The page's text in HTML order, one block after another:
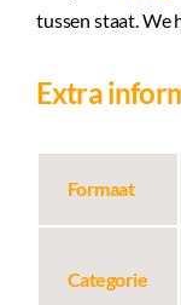
tussen staat. We
Extra
Formaat
Categorie